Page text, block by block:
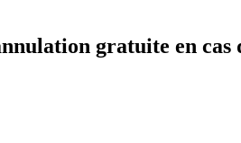
gratuite en cas